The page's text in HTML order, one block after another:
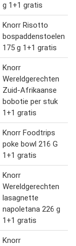
g 1+1 gratis
Knorr Risotto
bospaddenstoelen
175 g 1+1 gratis
Knorr
Wereldgerechten
Zuid-Afrikaanse
bobotie per stuk
1+1 gratis
Knorr Foodtrips
poke bowl 216 G
1+1 gratis
Knorr
Wereldgerechten
lasagnette
napoletana 226 g
1+1 gratis
Knorr